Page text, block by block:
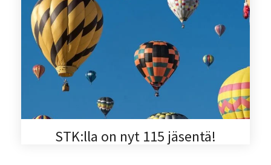
STK:lla on nyt 115 jäsentä!